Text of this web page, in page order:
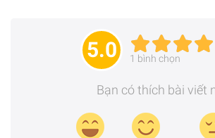
5.0 1 bình chọn
Bạn có thích bài viết